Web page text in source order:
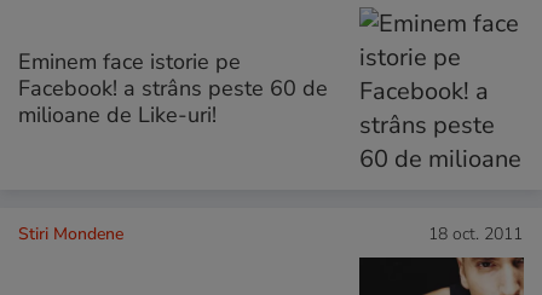
Eminem face istorie pe
Facebook! a strâns peste 60 de
milioane de Like-uri!
Stiri Mondene 18 oct. 2011